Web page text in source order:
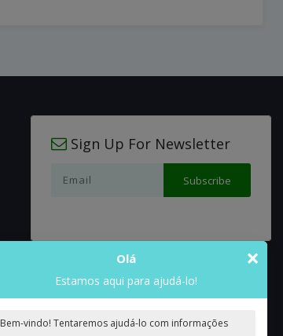
Sign Up For Newsletter
×
Olá
Estamos aqui para ajudá-lo!
Bem-vindo! Tentaremos ajudá-lo com informações